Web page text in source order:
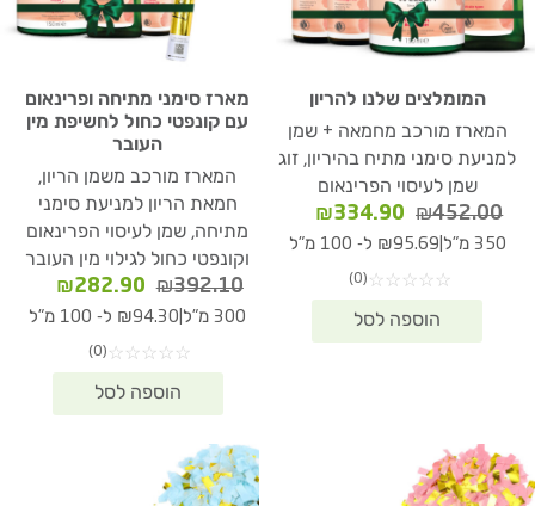
המומלצים שלנו להריון
המארז מורכב מחמאה + שמן
למניעת סימני מתיח בהיריון, זוג
שמן לעיסוי הפרינאום
₪452.00
המחיר
המקורי
₪452.00.
₪334.90
המחיר
הנוכחי
₪334.90.
350 מ"ל ₪95.69 ל- 100 מ"ל
☆
☆
☆
☆
☆
(0)
מארז סימני מתיחה ופרינאום
עם קונפטי כחול לחשיפת מין
העובר
המארז מורכב משמן הריון,
חמאת הריון למניעת סימני
מתיחה, שמן לעיסוי הפרינאום
וקונפטי כחול לגילוי מין העובר
₪392.10
המחיר
המקורי
₪392.10.
₪282.90
הנוכחי
300 מ"ל ₪94.30 ל- 100 מ"ל
☆
☆
☆
☆
☆
(0)